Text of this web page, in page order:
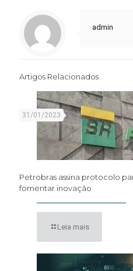
admin
Artigos Relacionados
31/01/2023
Petrobras assina protocolo
fomentar inovação
Leia mais